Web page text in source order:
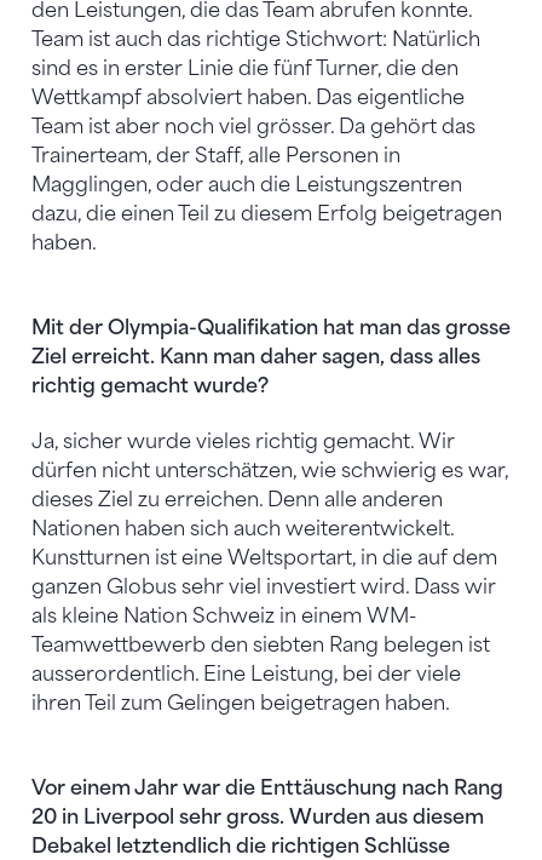
den Leistungen, die das Team abrufen konnte.
Team ist auch das richtige Stichwort: Natürlich
sind es in erster Linie die fünf Turner, die den
Wettkampf absolviert haben. Das eigentliche
Team ist aber noch viel grösser. Da gehört das
Trainerteam, der Staff, alle Personen in
Magglingen, oder auch die Leistungszentren
dazu, die einen Teil zu diesem Erfolg beigetragen
haben.
Mit der Olympia-Qualifikation hat man das grosse
Ziel erreicht. Kann man daher sagen, dass alles
richtig gemacht wurde?
Ja, sicher wurde vieles richtig gemacht. Wir
dürfen nicht unterschätzen, wie schwierig es war,
dieses Ziel zu erreichen. Denn alle anderen
Nationen haben sich auch weiterentwickelt.
Kunstturnen ist eine Weltsportart, in die auf dem
ganzen Globus sehr viel investiert wird. Dass wir
als kleine Nation Schweiz in einem WM-
Teamwettbewerb den siebten Rang belegen ist
ausserordentlich. Eine Leistung, bei der viele
ihren Teil zum Gelingen beigetragen haben.
Vor einem Jahr war die Enttäuschung nach Rang
20 in Liverpool sehr gross. Wurden aus diesem
Debakel letztendlich die richtigen Schlüsse